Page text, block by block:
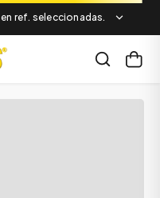
en ref. seleccionadas.